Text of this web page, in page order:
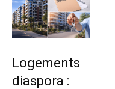
Logements
diaspora :